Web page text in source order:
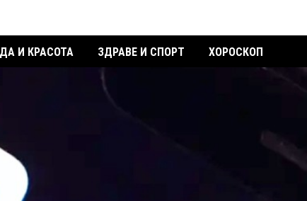
И КРАСОТА ЗДРАВЕ И СПОРТ ХОРОСКОП